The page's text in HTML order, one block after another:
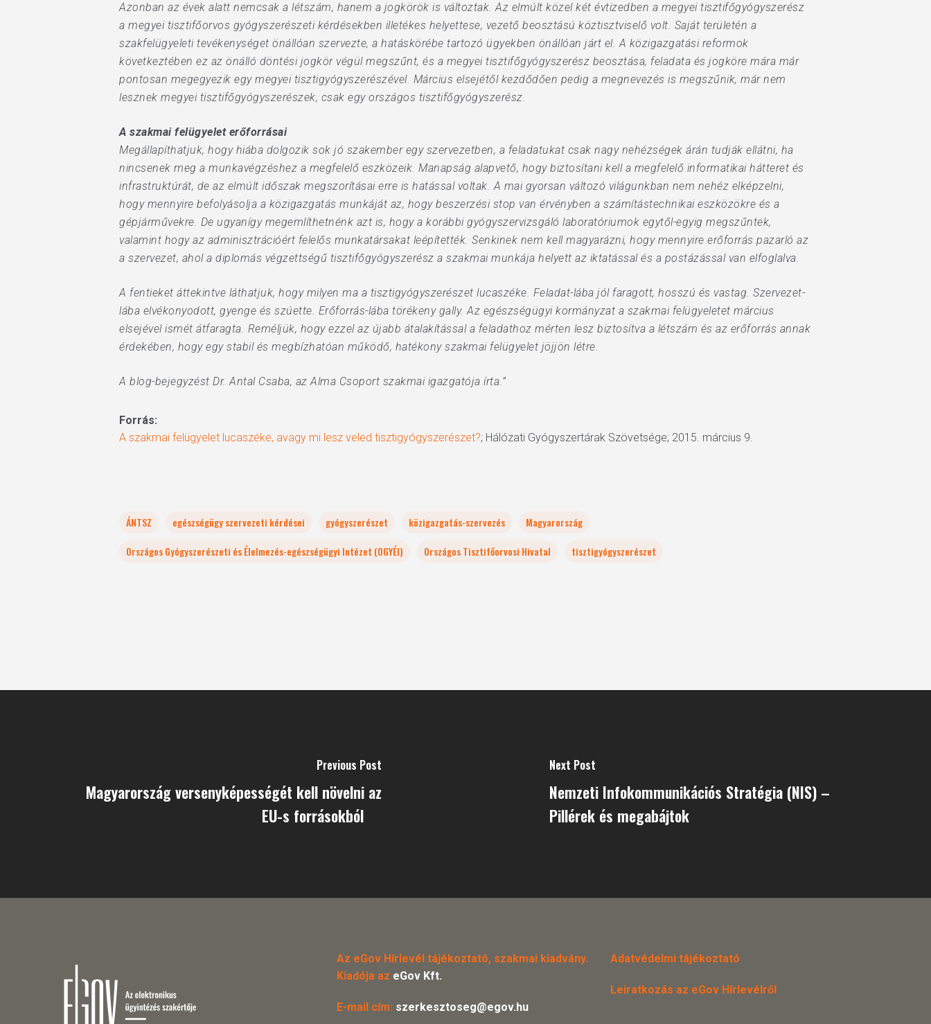
Azonban az évek alatt nemcsak a létszám, hanem a jogkörök is változtak. Az elmúlt közel két évtizedben a megyei tisztifőgyógyszerész
a megyei tisztifőorvos gyógyszerészeti kérdésekben illetékes helyettese, vezető beosztású köztisztviselő volt. Saját területén a
szakfelügyeleti tevékenységet önállóan szervezte, a hatáskörébe tartozó ügyekben önállóan járt el. A közigazgatási reformok
következtében ez az önálló döntési jogkör végül megszűnt, és a megyei tisztifőgyógyszerész beosztása, feladata és jogköre mára már
pontosan megegyezik egy megyei tisztigyógyszerészével. Március elsejétől kezdődően pedig a megnevezés is megszűnik, már nem
lesznek megyei tisztifőgyógyszerészek, csak egy országos tisztifőgyógyszerész.
A szakmai felügyelet erőforrásai
Megállapíthatjuk, hogy hiába dolgozik sok jó szakember egy szervezetben, a feladatukat csak nagy nehézségek árán tudják ellátni, ha
nincsenek meg a munkavégzéshez a megfelelő eszközeik. Manapság alapvető, hogy biztosítani kell a megfelelő informatikai hátteret és
infrastruktúrát, de az elmúlt időszak megszorításai erre is hatással voltak. A mai gyorsan változó világunkban nem nehéz elképzelni,
hogy mennyire befolyásolja a közigazgatás munkáját az, hogy beszerzési stop van érvényben a számítástechnikai eszközökre és a
gépjárművekre. De ugyanígy megemlíthetnénk azt is, hogy a korábbi gyógyszervizsgáló laboratóriumok egytől-egyig megszűntek,
valamint hogy az adminisztrációért felelős munkatársakat leépítették. Senkinek nem kell magyarázni, hogy mennyire erőforrás pazarló az
a szervezet, ahol a diplomás végzettségű tisztifőgyógyszerész a szakmai munkája helyett az iktatással és a postázással van elfoglalva.
A fentieket áttekintve láthatjuk, hogy milyen ma a tisztigyógyszerészet lucaszéke. Feladat-lába jól faragott, hosszú és vastag. Szervezet-
lába elvékonyodott, gyenge és szúette. Erőforrás-lába törékeny gally. Az egészségügyi kormányzat a szakmai felügyeletet március
elsejével ismét átfaragta. Reméljük, hogy ezzel az újabb átalakítással a feladathoz mérten lesz biztosítva a létszám és az erőforrás annak
érdekében, hogy egy stabil és megbízhatóan működő, hatékony szakmai felügyelet jöjjön létre.
A blog-bejegyzést Dr. Antal Csaba, az Alma Csoport szakmai igazgatója írta.”
Forrás:
A szakmai felügyelet lucaszéke, avagy mi lesz veled tisztigyógyszerészet?; Hálózati Gyógyszertárak Szövetsége; 2015. március 9.
ÁNTSZ egészségügy szervezeti kérdései gyógyszerészet közigazgatás-szervezés
Magyarország
Országos Gyógyszerészeti és Élelmezés-egészségügyi Intézet (OGYÉI)
Országos Tisztifőorvosi Hivatal tisztigyógyszerészet
Previous Post
Magyarország versenyképességét kell növelni az
EU-s forrásokból
Next Post
Nemzeti Infokommunikációs Stratégia (NIS) –
Pillérek és megabájtok
Az eGov Hírlevél tájékoztató, szakmai kiadvány.
Kiadója az eGov Kft.
E-mail cím: szerkesztoseg@egov.hu
Adatvédelmi tájékoztató
Leiratkozás az eGov Hírlevélről